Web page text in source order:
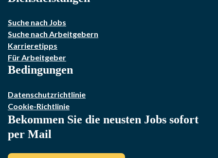
Suche nach Jobs
Suche nach Arbeitgebern
Karrieretipps
Für Arbeitgeber
Bedingungen
Datenschutzrichtlinie
Cookie-Richtlinie
Bekommen Sie die neusten Jobs sofort
per Mail